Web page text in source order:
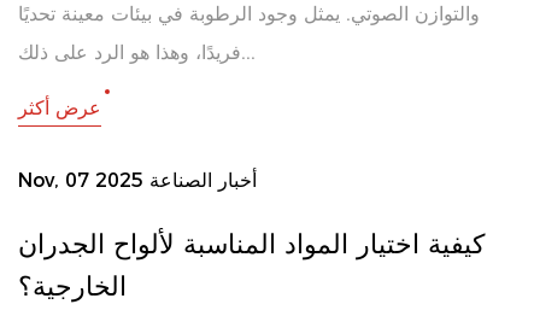
والتوازن الصوتي. يمثل وجود الرطوبة في بيئات معينة تحديًا
فريدًا، وهذا هو الرد على ذلك...
عرض أكثر
Nov, 07 2025 أخبار الصناعة
كيفية اختيار المواد المناسبة لألواح الجدران
الخارجية؟